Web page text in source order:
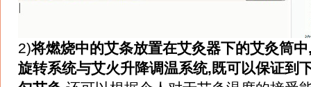
2)将燃烧中的艾条放置在艾灸器下的艾灸筒
旋转系统与艾火升降调温系统,既可以保证到